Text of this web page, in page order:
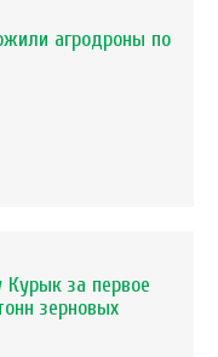
агродроны по
Курык за первое
зерновых